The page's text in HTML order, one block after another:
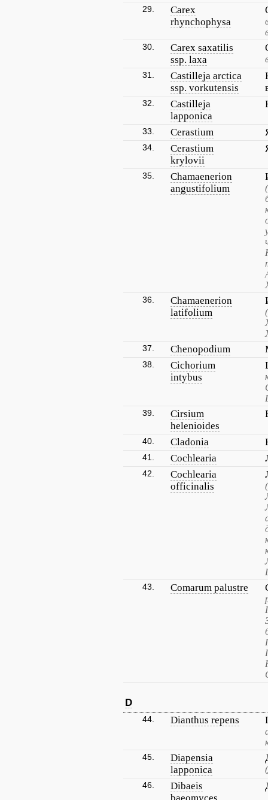
29.
Carex
rhynchophysa
30.
Carex saxatilis
ssp. laxa
31.
Castilleja arctica
ssp. vorkutensis
32.
Castilleja
lapponica
33. Cerastium
34.
Cerastium
krylovii
35.
Chamaenerion
angustifolium
36.
Chamaenerion
latifolium
37. Chenopodium
38.
Cichorium
intybus
39.
Cirsium
helenioides
40. Cladonia
41. Cochlearia
42.
Cochlearia
officinalis
43. Comarum palustre
D
44. Dianthus repens
45.
Diapensia
lapponica
46.
Dibaeis